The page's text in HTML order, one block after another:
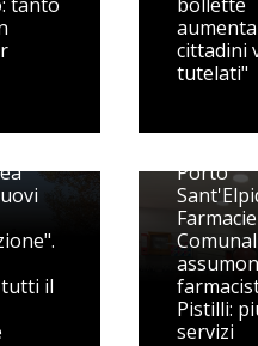
cittadini
tutelati"
in
il
Porto
Farmacie
Pistilli:
servizi